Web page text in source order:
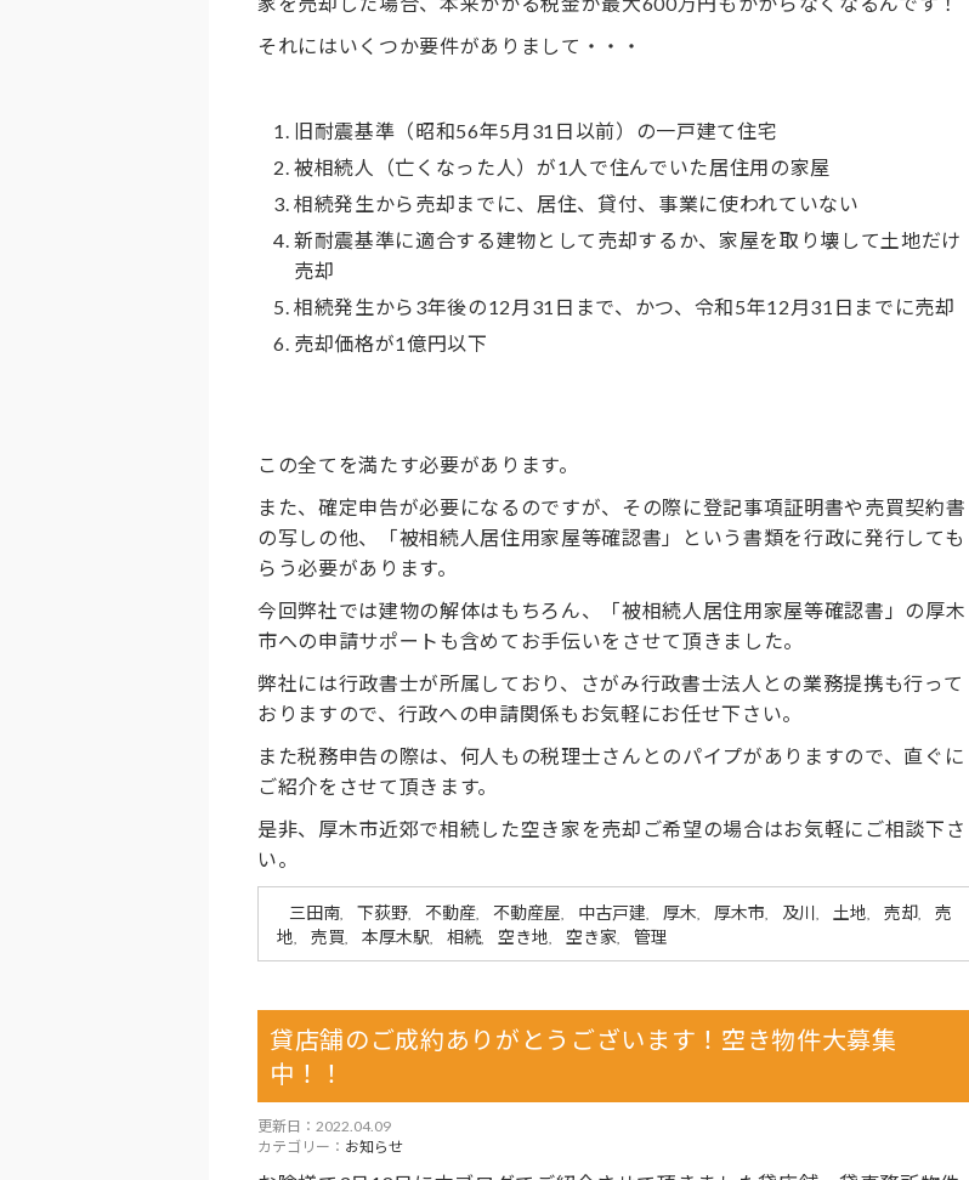
それにはいくつか要件がありまして・・・
旧耐震基準（昭和56年5月31日以前）の一戸建て住宅
被相続人（亡くなった人）が1人で住んでいた居住用の家屋
相続発生から売却までに、居住、貸付、事業に使われていない
新耐震基準に適合する建物として売却するか、家屋を取り壊して土地だけ
売却
相続発生から3年後の12月31日まで、かつ、令和5年12月31日までに売却
売却価格が1億円以下
この全てを満たす必要があります。
また、確定申告が必要になるのですが、その際に登記事項証明書や売買契約書
の写しの他、「被相続人居住用家屋等確認書」という書類を行政に発行しても
らう必要があります。
今回弊社では建物の解体はもちろん、「被相続人居住用家屋等確認書」の厚木
市への申請サポートも含めてお手伝いをさせて頂きました。
弊社には行政書士が所属しており、さがみ行政書士法人との業務提携も行って
おりますので、行政への申請関係もお気軽にお任せ下さい。
また税務申告の際は、何人もの税理士さんとのパイプがありますので、直ぐに
ご紹介をさせて頂きます。
是非、厚木市近郊で相続した空き家を売却ご希望の場合はお気軽にご相談下さ
い。
三田南 下荻野 不動産 不動産屋 中古戸建 厚木 厚木市 及川 土地 売却
売
地
売買 本厚木駅 相続 空き地 空き家 管理
貸店舗のご成約ありがとうございます！空き物件大募集
中！！
更新日：2022.04.09
カテゴリー： お知らせ